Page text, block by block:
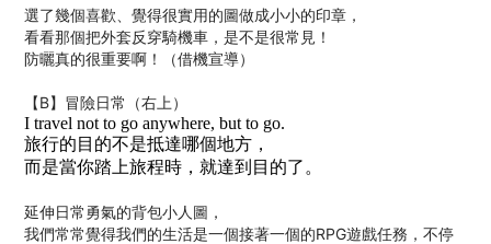
選了幾個喜歡、覺得很實用的圖做成小小的印章，
看看那個把外套反穿騎機車，是不是很常見！
防曬真的很重要啊！（借機宣導）
【B】冒險日常（右上）
I travel not to go anywhere, but to go.
旅行的目的不是抵達哪個地方，
而是當你踏上旅程時，就達到目的了。
延伸日常勇氣的背包小人圖，
我們常常覺得我們的生活是一個接著一個的RPG遊戲任務，不停